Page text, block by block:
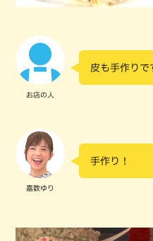
お店の人
皮も手作りで
嘉数ゆり
手作り！